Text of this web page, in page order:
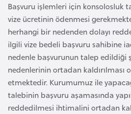
Başvuru işlemleri için konsolosluk
vize ücretinin ödenmesi
herhangi bir nedenden dolayı
ilgili vize bedeli başvuru sahibine
nedenle başvurunun talep edildiği
nedenlerinin ortadan kaldırılması
etmektedir. Kurumumuz ile
talebinin başvuru aşamasında
reddedilmesi ihtimalini ortadan
ş
i
S
a
h
i
l
i